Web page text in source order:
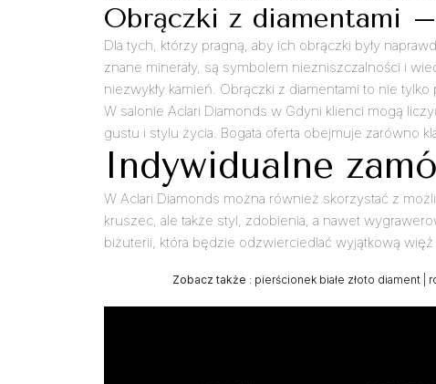
Obrączki z diamentami
Dla tych, którzy pragną, aby ich obrączki były
znane minerały, są symbolem niezniszczalności i
niezwykły kamień. Obrączki z diamentami to nie
W salonie Aclari Diamonds w Gdyni klienci mogą
gustu i stylu życia. Bogata oferta obejmuje zarówno
Indywidualne
W Aclari Diamonds można również skorzystać z
kruszec, ale także styl, zdobienia, a nawet
biżuterii, która będzie odzwierciedlać wyjątkową więź
Zobacz także : pierścionek białe złoto diament|